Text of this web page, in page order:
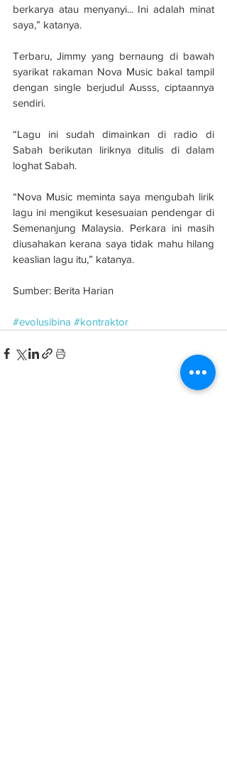
berkarya atau menyanyi... Ini adalah minat
saya,” katanya.
Terbaru, Jimmy yang bernaung di bawah
syarikat rakaman Nova Music bakal tampil
dengan single berjudul Ausss, ciptaannya
sendiri.
“Lagu ini sudah dimainkan di radio di
Sabah berikutan liriknya ditulis di dalam
loghat Sabah.
“Nova Music meminta saya mengubah lirik
lagu ini mengikut kesesuaian pendengar di
Semenanjung Malaysia. Perkara ini masih
diusahakan kerana saya tidak mahu hilang
keaslian lagu itu,” katanya.
Sumber: Berita Harian
#evolusibina #kontraktor